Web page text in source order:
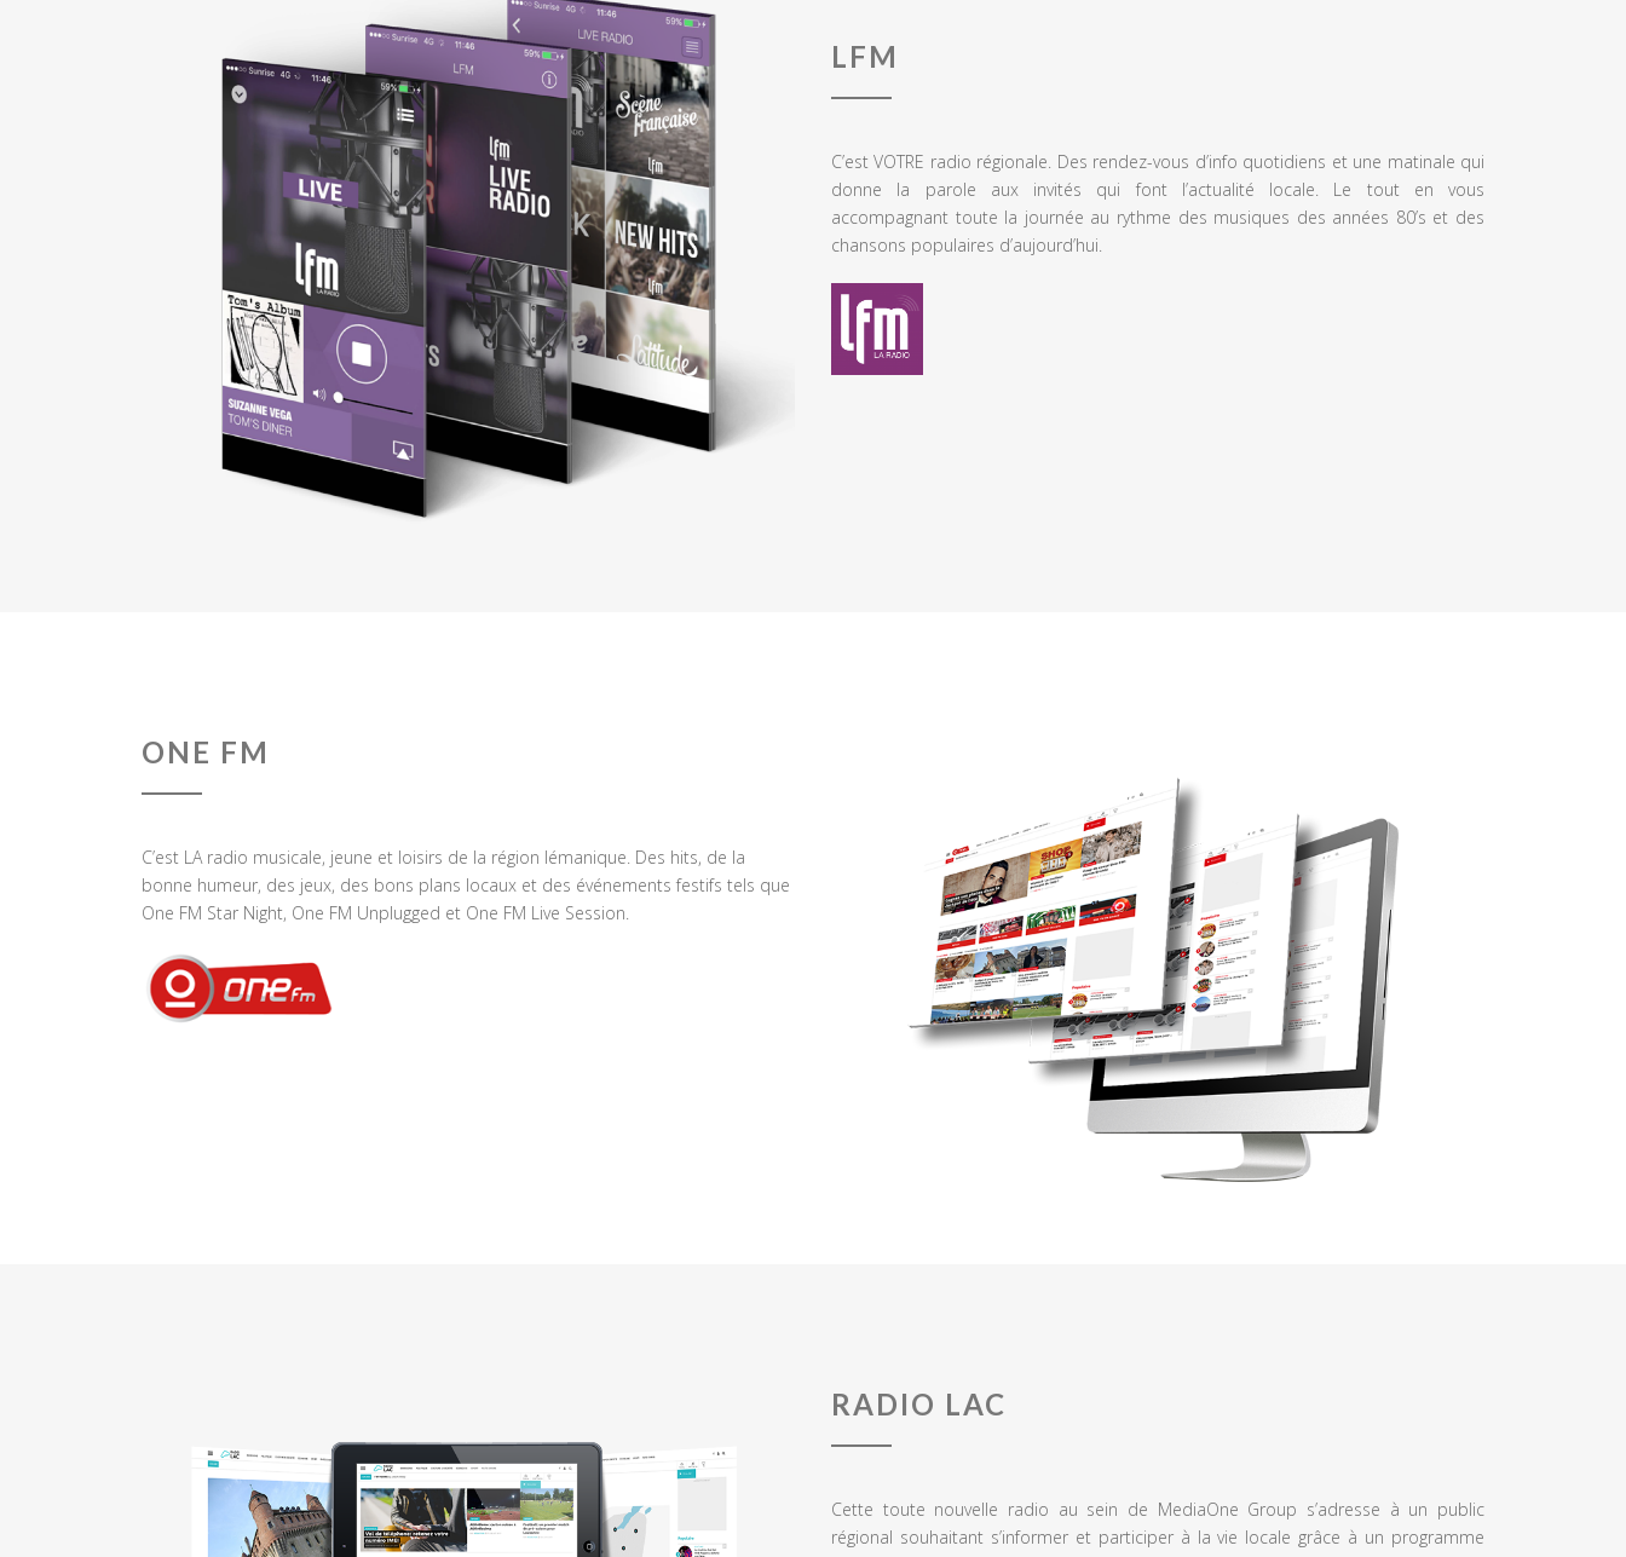
LFM
C’est VOTRE radio régionale. Des rendez-vous d’info quotidiens et une matinale qui
donne la parole aux invités qui font l’actualité locale. Le tout en vous
accompagnant toute la journée au rythme des musiques des années 80’s et des
chansons populaires d’aujourd’hui.
ONE FM
C’est LA radio musicale, jeune et loisirs de la région lémanique. Des hits, de la
bonne humeur, des jeux, des bons plans locaux et des événements festifs tels que
One FM Star Night, One FM Unplugged et One FM Live Session.
RADIO LAC
Cette toute nouvelle radio au sein de MediaOne Group s’adresse à un public
régional souhaitant s’informer et participer à la vie locale grâce à un programme